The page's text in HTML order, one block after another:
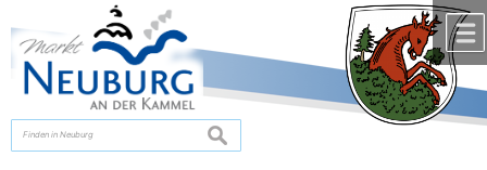
zur Navigationoder
springen.
suchen